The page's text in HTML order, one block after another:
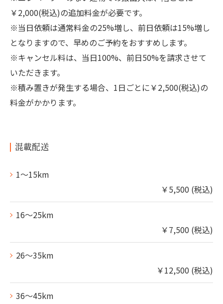
￥2,000(税込)の追加料金が必要です。
※当日依頼は通常料金の25%増し、前日依頼は15%増し
となりますので、早めのご予約をおすすめします。
※キャンセル料は、当日100%、前日50%を請求させて
いただきます。
※積み置きが発生する場合、1日ごとに￥2,500(税込)の
料金がかかります。
混載配送
1～15km
￥5,500 (税込)
16～25km
￥7,500 (税込)
26～35km
￥12,500 (税込)
36～45km